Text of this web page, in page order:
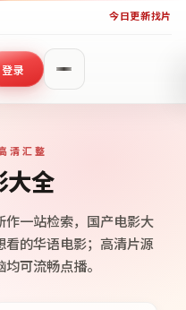
今日更新找片
登录
清汇整
大全
作一站检索，国产电影大
的华语电影；高清片源
可流畅点播。